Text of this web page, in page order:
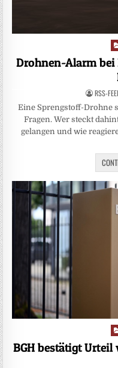
in
Drohnen-Alarm bei
RSS-
Eine Sprengstoff-Drohne
Fragen. Wer steckt
gelangen und wie
in
BGH bestätigt